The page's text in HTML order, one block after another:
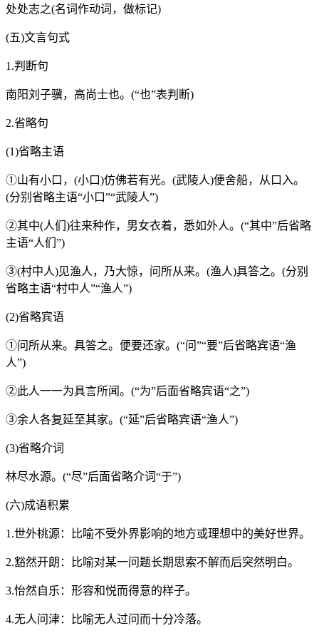
处处志之(名词作动词，做标记)
(五)文言句式
1.判断句
南阳刘子骥，高尚士也。(“也”表判断)
2.省略句
(1)省略主语
①山有小口，(小口)仿佛若有光。(武陵人)便舍船，从口入。
(分别省略主语“小口”“武陵人”)
②其中(人们)往来种作，男女衣着，悉如外人。(“其中”后省略
主语“人们”)
③(村中人)见渔人，乃大惊，问所从来。(渔人)具答之。(分别
省略主语“村中人”“渔人”)
(2)省略宾语
①问所从来。具答之。便要还家。(“问”“要”后省略宾语“渔
人”)
②此人一一为具言所闻。(“为”后面省略宾语“之”)
③余人各复延至其家。(“延”后省略宾语“渔人”)
(3)省略介词
林尽水源。(“尽”后面省略介词“于”)
(六)成语积累
1.世外桃源：比喻不受外界影响的地方或理想中的美好世界。
2.豁然开朗：比喻对某一问题长期思索不解而后突然明白。
3.怡然自乐：形容和悦而得意的样子。
4.无人问津：比喻无人过问而十分冷落。